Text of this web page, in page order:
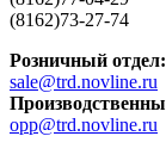
(8162)73-27-74
Розничный отдел:
sale@trd.novline.ru
opp@trd.novline.ru